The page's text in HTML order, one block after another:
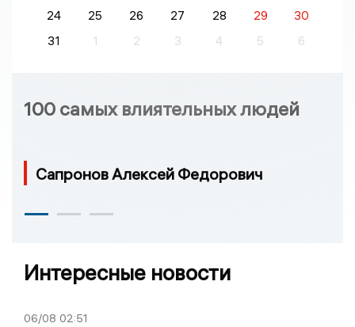
24 25 26 27 28 29
30
31
1 2 3 4 5 6
100 самых влиятельных людей
Сапронов Алексей Федорович
Интересные новости
06/08 02:51